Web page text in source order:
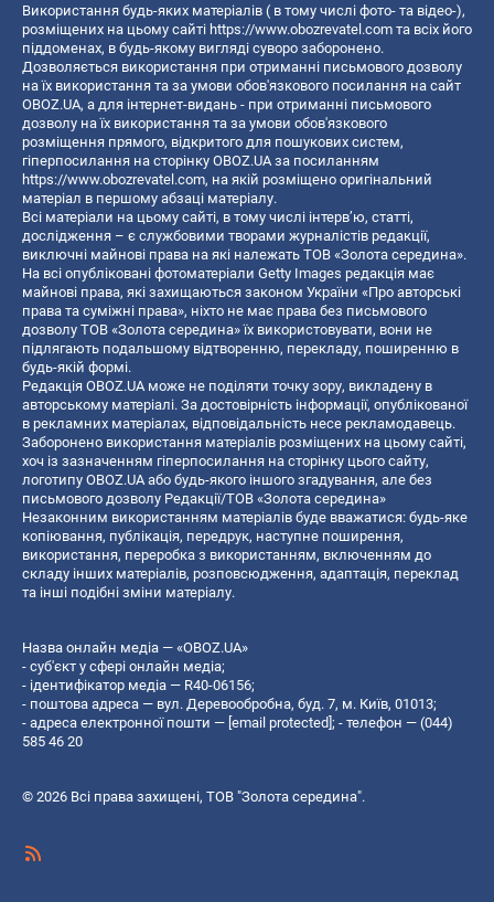
Використання будь-яких матеріалів ( в тому числі фото- та відео-),
розміщених на цьому сайті https://www.obozrevatel.com та всіх його
піддоменах, в будь-якому вигляді суворо заборонено.
Дозволяється використання при отриманні письмового дозволу
на їх використання та за умови обов'язкового посилання на сайт
OBOZ.UA, а для інтернет-видань - при отриманні письмового
дозволу на їх використання та за умови обов'язкового
розміщення прямого, відкритого для пошукових систем,
гіперпосилання на сторінку OBOZ.UA за посиланням
https://www.obozrevatel.com, на якій розміщено оригінальний
матеріал в першому абзаці матеріалу.
Всі матеріали на цьому сайті, в тому числі інтерв’ю, статті,
дослідження – є службовими творами журналістів редакції,
виключні майнові права на які належать ТОВ «Золота середина».
На всі опубліковані фотоматеріали Getty Images редакція має
майнові права, які захищаються законом України «Про авторські
права та суміжні права», ніхто не має права без письмового
дозволу ТОВ «Золота середина» їх використовувати, вони не
підлягають подальшому відтворенню, перекладу, поширенню в
будь-якій формі.
Редакція OBOZ.UA може не поділяти точку зору, викладену в
авторському матеріалі. За достовірність інформації, опублікованої
в рекламних матеріалах, відповідальність несе рекламодавець.
Заборонено використання матеріалів розміщених на цьому сайті,
хоч із зазначенням гіперпосилання на сторінку цього сайту,
логотипу OBOZ.UA або будь-якого іншого згадування, але без
письмового дозволу Редакції/ТОВ «Золота середина»
Незаконним використанням матеріалів буде вважатися: будь-яке
копiювання, публiкацiя, передрук, наступне поширення,
використання, переробка з використанням, включенням до
складу інших матеріалів, розповсюдження, адаптація, переклад
та інші подібні зміни матеріалу.
Назва онлайн медіа — «OBOZ.UA»
- суб'єкт у сфері онлайн медіа;
- ідентифікатор медіа — R40-06156;
- поштова адреса — вул. Деревообробна, буд. 7, м. Київ, 01013;
- адреса електронної пошти — [email protected]; - телефон — (044)
585 46 20
© 2026 Всі права захищені, ТОВ "Золота середина".